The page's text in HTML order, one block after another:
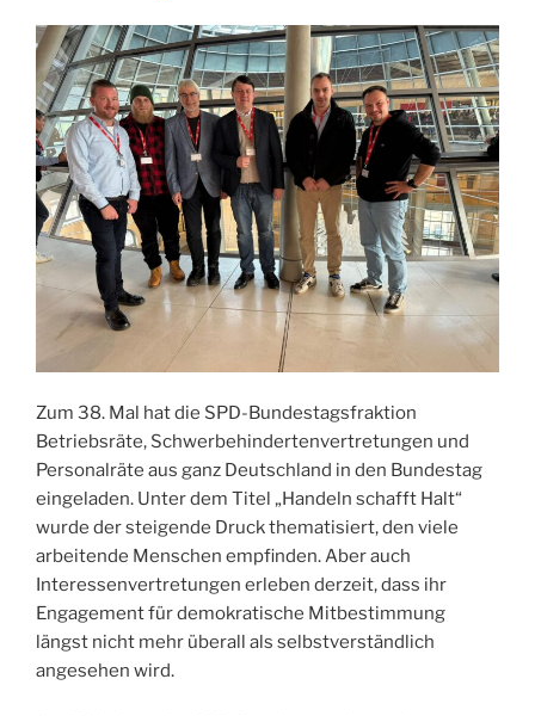
Zum 38. Mal hat die SPD-Bundestagsfraktion
Betriebsräte, Schwerbehindertenvertretungen und
Personalräte aus ganz Deutschland in den Bundestag
eingeladen. Unter dem Titel „Handeln schafft Halt“
wurde der steigende Druck thematisiert, den viele
arbeitende Menschen empfinden. Aber auch
Interessenvertretungen erleben derzeit, dass ihr
Engagement für demokratische Mitbestimmung
längst nicht mehr überall als selbstverständlich
angesehen wird.